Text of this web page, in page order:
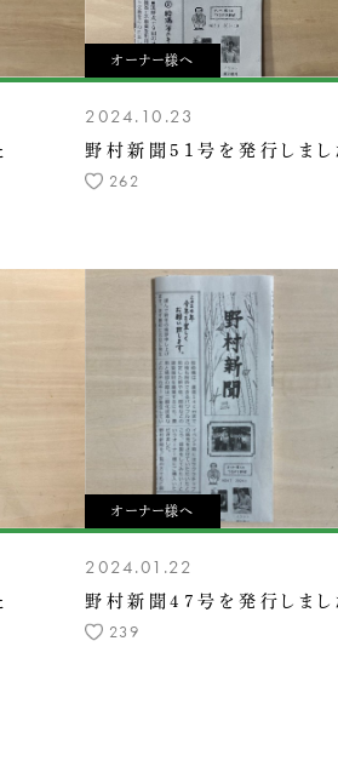
オーナー様へ
2024.10.23
野村新聞51号を発行しまし
262
オーナー様へ
2024.01.22
野村新聞47号を発行しまし
239